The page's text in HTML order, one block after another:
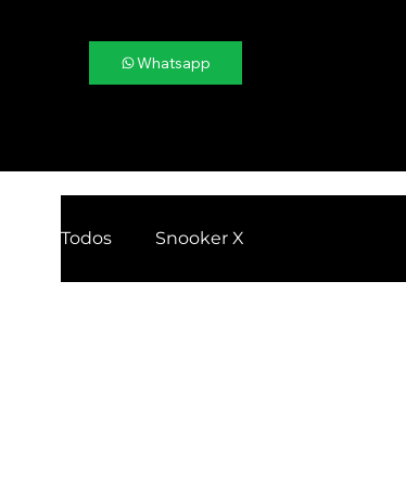
Whatsapp
Todos Snooker X